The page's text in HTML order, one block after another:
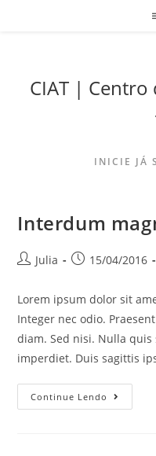
CIAT |
INICIE JÁ
Interdum
Julia 15/04/2016
Lorem ipsum dolor sit
Integer nec odio.
diam. Sed nisi. Nulla
imperdiet. Duis sagittis
Continue Lendo